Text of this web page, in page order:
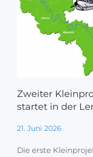
Zweiter
startet in der
21. Juni 2026
Die erste